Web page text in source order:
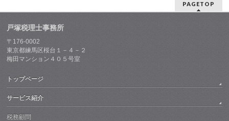
PAGETOP
戸塚税理士事務所
〒176-0002
東京都練馬区桜台１－４－２
梅田マンション４０５号室
トップページ
サービス紹介
税務顧問